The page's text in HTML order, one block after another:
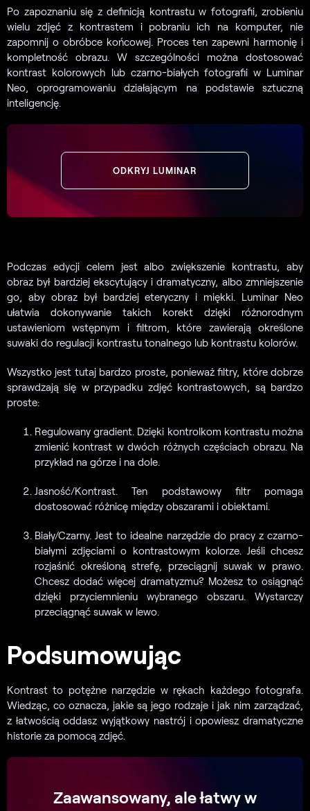
Po zapoznaniu się z definicją kontrastu w fotografii, zrobieniu
wielu zdjęć z kontrastem i pobraniu ich na komputer, nie
zapomnij o obróbce końcowej. Proces ten zapewni harmonię i
kompletność obrazu. W szczególności można dostosować
kontrast kolorowych lub czarno-białych fotografii w Luminar
Neo, oprogramowaniu działającym na podstawie sztuczną
inteligencję.
ODKRYJ LUMINAR
Podczas edycji celem jest albo zwiększenie kontrastu, aby
obraz był bardziej ekscytujący i dramatyczny, albo zmniejszenie
go, aby obraz był bardziej eteryczny i miękki. Luminar Neo
ułatwia dokonywanie takich korekt dzięki różnorodnym
ustawieniom wstępnym i filtrom, które zawierają określone
suwaki do regulacji kontrastu tonalnego lub kontrastu kolorów.
Wszystko jest tutaj bardzo proste, ponieważ filtry, które dobrze
sprawdzają się w przypadku zdjęć kontrastowych, są bardzo
proste:
Regulowany gradient. Dzięki kontrolkom kontrastu można
zmienić kontrast w dwóch różnych częściach obrazu. Na
przykład na górze i na dole.
Jasność/Kontrast. Ten podstawowy filtr pomaga
dostosować różnicę między obszarami i obiektami.
Biały/Czarny. Jest to idealne narzędzie do pracy z czarno-
białymi zdjęciami o kontrastowym kolorze. Jeśli chcesz
rozjaśnić określoną strefę, przeciągnij suwak w prawo.
Chcesz dodać więcej dramatyzmu? Możesz to osiągnąć
dzięki przyciemnieniu wybranego obszaru. Wystarczy
przeciągnąć suwak w lewo.
Podsumowując
Kontrast to potężne narzędzie w rękach każdego fotografa.
Wiedząc, co oznacza, jakie są jego rodzaje i jak nim zarządzać,
z łatwością oddasz wyjątkowy nastrój i opowiesz dramatyczne
historie za pomocą zdjęć.
Zaawansowany, ale łatwy w